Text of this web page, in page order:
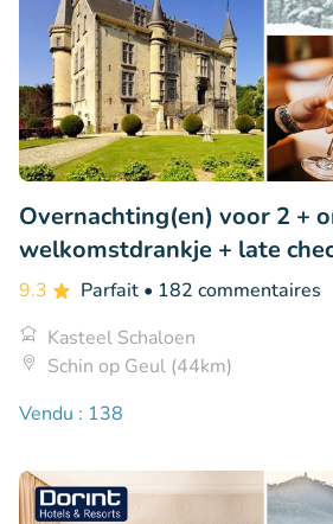
Overnachting(en) voor 2 +
welkomstdrankje + late
9.3 Parfait • 182 commentaires
Kasteel Schaloen
Schin op Geul (44km)
Vendu : 138